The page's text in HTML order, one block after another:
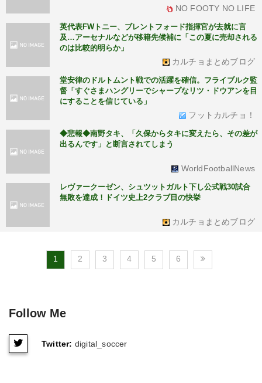
NO FOOTY NO LIFE
英代表FWトニー、ブレントフォード指揮官が去就に言
及…アーセナルなどが移籍先候補に「この夏に売却される
のは比較的明らか」
カルチョまとめブログ
堂安律のドルトムント戦での活躍を確信。フライブルク監
督「すぐさまハングリーでシャープなリツ・ドウアンを目
にすることを信じている」
フットカルチョ！
◆悲報◆南野タキ、「久保からタキに変えたら、その差が
出るんです」と断言されてしまう
WorldFootballNews
レヴァークーゼン、シュツットガルト下し公式戦30試合
無敗を達成！ドイツ史上2クラブ目の快挙
カルチョまとめブログ
1 2 3 4 5 6
Follow Me
Twitter: digital_soccer